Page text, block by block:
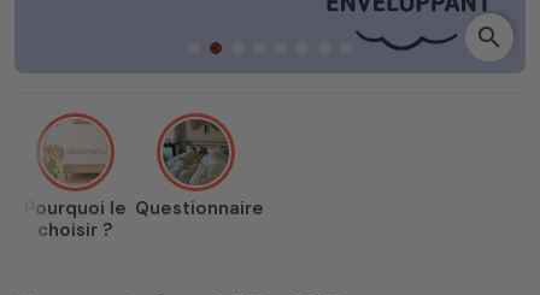
search
Pourquoi le
choisir ?
Questionnaire